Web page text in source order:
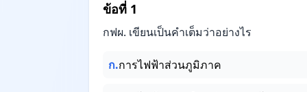
ข้อที่ 1
กฟผ. เขียนเป็นคำเต็มว่าอย่างไร
ก.การไฟฟ้าส่วนภูมิภาค